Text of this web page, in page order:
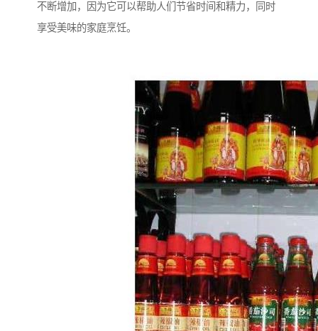
不断增加，因为它可以帮助人们节省时间和精力，同时
享受美味的家庭烹饪。